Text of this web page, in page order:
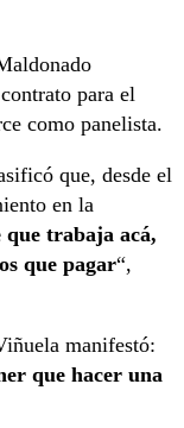
para el
como panelista.
que, desde el
en la
que trabaja acá,
que pagar“,
manifestó:
que hacer una